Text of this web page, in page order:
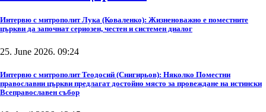
Интервю с митрополит Лука (Коваленко): Жизненоважно е поместните
църкви да започнат сериозен, честен и системен диалог
25. June 2026. 09:24
Интервю с митрополит Теодосий (Снигирьов): Няколко Поместни
православни църкви предлагат достойно място за провеждане на истински
Всеправославен събор